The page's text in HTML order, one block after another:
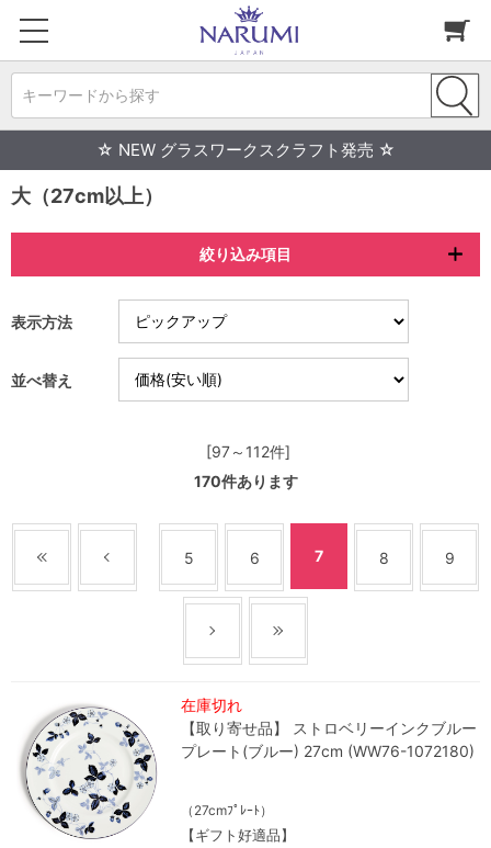
キーワードから探す
☆ NEW グラスワークスクラフト発売 ☆
大（27cm以上）
絞り込み項目
表示方法
並べ替え
[97～112件]
170件あります
5 6 7 8 9
在庫切れ
【取り寄せ品】 ストロベリーインクブルー
プレート(ブルー) 27cm (WW76-1072180)
（27cmﾌﾟﾚｰﾄ）
【ギフト好適品】